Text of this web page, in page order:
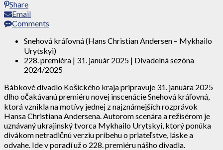
Share
Email
Comments
Snehová kráľovná (Hans Christian Andersen – Mykhailo
Urytskyi)
228. premiéra | 31. január 2025 | Divadelná sezóna
2024/2025
Bábkové divadlo Košického kraja pripravuje 31. januára 2025
dlho očakávanú premiéru novej inscenácie Snehová kráľovná,
ktorá vznikla na motívy jednej z najznámejších rozprávok
Hansa Christiana Andersena. Autorom scenára a režisérom je
uznávaný ukrajinský tvorca Mykhailo Urytskyi, ktorý ponúka
divákom netradičnú verziu príbehu o priateľstve, láske a
odvahe. Ide v poradí už o 228. premiéru nášho divadla.